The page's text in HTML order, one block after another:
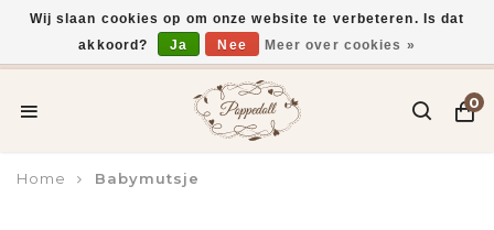
Voor 15:00 uur besteld, vandaag verzonden*
0
Home Babymutsje
Wij slaan cookies op om onze website te verbeteren. Is dat
akkoord?
Ja Nee Meer over cookies »